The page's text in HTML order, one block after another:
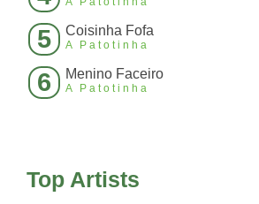
5 Coisinha Fofa
A Patotinha
6 Menino Faceiro
A Patotinha
Top Artists